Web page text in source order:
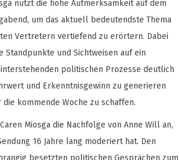
nutzt die hohe Aufmerksamkeit auf dem
um das aktuell bedeutendste Thema
Vertretern vertiefend zu erörtern. Dabei
und Sichtweisen auf ein
politischen Prozesse deutlich
und Erkenntnisgewinn zu generieren
kommende Woche zu schaffen.
Miosga die Nachfolge von Anne Will an,
16 Jahre lang moderiert hat. Den
besetzten politischen Gesprächen zum